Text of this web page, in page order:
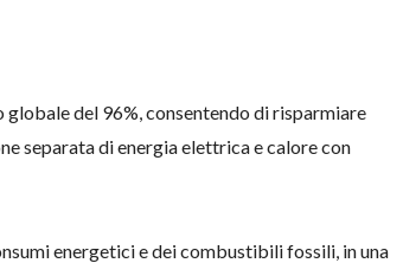
globale del 96%, consentendo di risparmiare
separata di energia elettrica e calore con
energetici e dei combustibili fossili, in una